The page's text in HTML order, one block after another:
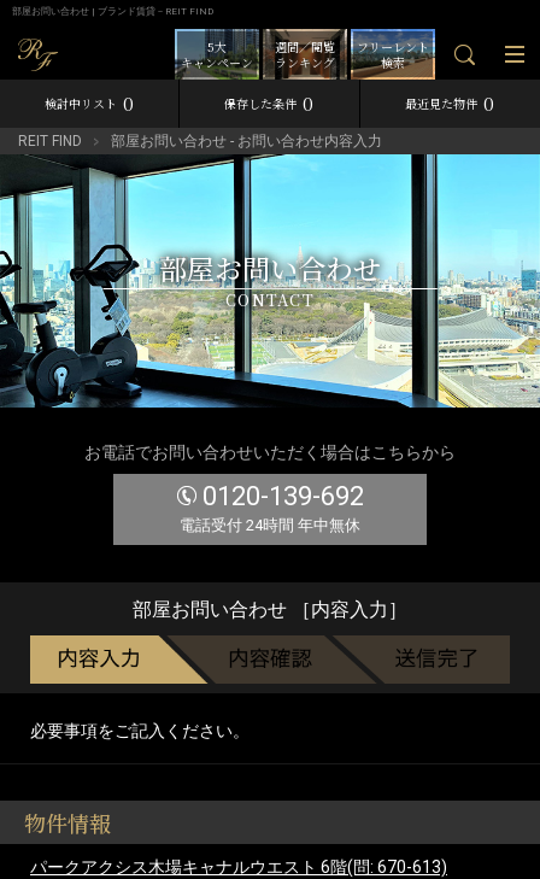
部屋お問い合わせ | ブランド賃貸－REIT FIND
フリーレント
検索
週間／閲覧
ランキング
5大
キャンペーン
検討中リスト 0 保存した条件 0 最近見た物件 0
REIT FIND 部屋お問い合わせ - お問い合わせ内容入力
部屋お問い合わせ
CONTACT
お電話でお問い合わせいただく場合はこちらから
0120-139-692
電話受付 24時間 年中無休
部屋お問い合わせ ［内容入力］
必要事項をご記入ください。
物件情報
パークアクシス木場キャナルウエスト 6階(問: 670-613)